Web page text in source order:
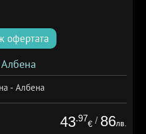
офертата
Албена
- Албена
43.97
€ / 86лв.